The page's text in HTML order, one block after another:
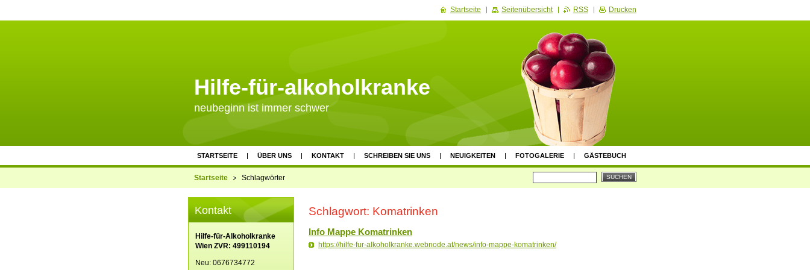
Hilfe-für-alkoholkranke
neubeginn ist immer schwer
STARTSEITE ÜBER UNS KONTAKT SCHREIBEN SIE UNS NEUIGKEITEN FOTOGALERIE GÄSTEBUCH
ARTIKEL SPENDENKONTO
Startseite Schlagwörter
Schlagwort: Komatrinken
Info Mappe Komatrinken
https://hilfe-fur-alkoholkranke.webnode.at/news/info-mappe-komatrinken/
Kontakt
Hilfe-für-Alkoholkranke
Wien ZVR: 499110194
Neu: 0676734772
Startseite Seitenübersicht RSS Drucken